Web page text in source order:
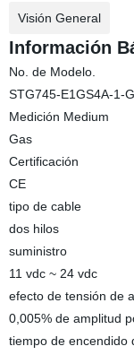
Visión General
Información
No. de Modelo.
STG745-E1GS4A-1-
Medición Medium
Gas
Certificación
CE
tipo de cable
dos hilos
suministro
11 vdc ~ 24 vdc
efecto de tensión de
0,005% de amplitud
tiempo de encendido